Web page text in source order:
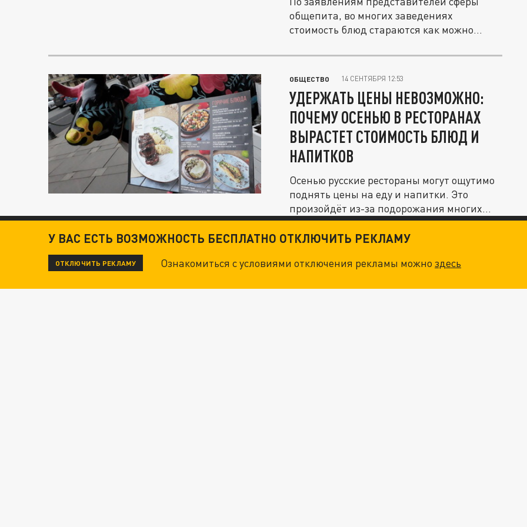
общепита, во многих заведениях
стоимость блюд стараются как можно
ОБЩЕСТВО 14 СЕНТЯБРЯ 12:53
УДЕРЖАТЬ ЦЕНЫ НЕВОЗМОЖНО:
ПОЧЕМУ ОСЕНЬЮ В РЕСТОРАНАХ
ВЫРАСТЕТ СТОИМОСТЬ БЛЮД И
НАПИТКОВ
Осенью русские рестораны могут ощутимо
поднять цены на еду и напитки. Это
произойдёт из-за подорожания многих...
У ВАС ЕСТЬ ВОЗМОЖНОСТЬ БЕСПЛАТНО ОТКЛЮЧИТЬ РЕКЛАМУ
ОТКЛЮЧИТЬ РЕКЛАМУ Ознакомиться с условиями отключения рекламы можноздесь